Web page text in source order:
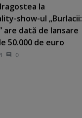
la
show-ul „Burlacii:
are dată de lansare
50.000 de euro
0